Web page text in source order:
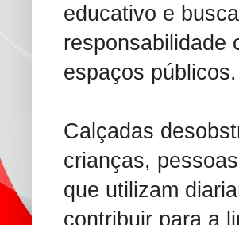
educativo e
responsabilidade
espaços públicos.
Calçadas
crianças,
que utilizam
contribuir para a